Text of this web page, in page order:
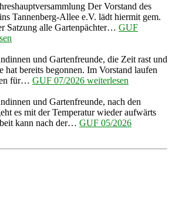
Der Vorstand des
Tannenberg-Allee e.V. lädt hiermit gem.
Satzung alle Gartenpächter… GUF
und Gartenfreunde, die Zeit rast und
hat bereits begonnen. Im Vorstand laufen
für… GUF 07/2026 weiterlesen
und Gartenfreunde, nach den
es mit der Temperatur wieder aufwärts
kann nach der… GUF 05/2026